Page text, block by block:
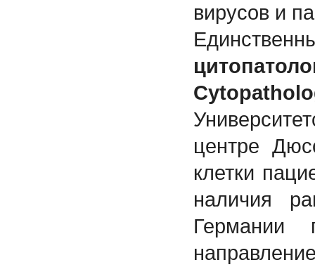
вирусов и
центре
клетки
наличия
Германии